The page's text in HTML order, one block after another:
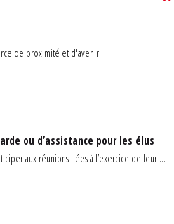
de proximité et d'avenir
ou d’assistance pour les élus
aux réunions liées à l’exercice de leur ...